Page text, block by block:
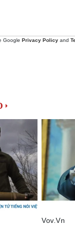
Google Privacy Policy and